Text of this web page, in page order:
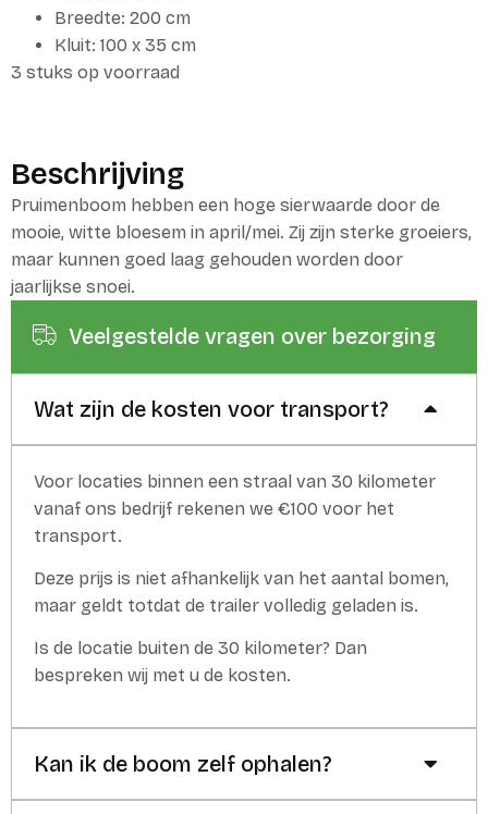
Breedte: 200 cm
Kluit: 100 x 35 cm
3 stuks op voorraad
Beschrijving
Pruimenboom hebben een hoge sierwaarde door de
mooie, witte bloesem in april/mei. Zij zijn sterke groeiers,
maar kunnen goed laag gehouden worden door
jaarlijkse snoei.
Veelgestelde vragen over bezorging
Wat zijn de kosten voor transport?
Voor locaties binnen een straal van 30 kilometer
vanaf ons bedrijf rekenen we €100 voor het
transport.
Deze prijs is niet afhankelijk van het aantal bomen,
maar geldt totdat de trailer volledig geladen is.
Is de locatie buiten de 30 kilometer? Dan
bespreken wij met u de kosten.
Kan ik de boom zelf ophalen?